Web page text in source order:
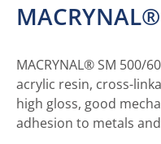
MACRYNAL® SM 500/
acrylic resin, cross-
high gloss, good
adhesion to metals